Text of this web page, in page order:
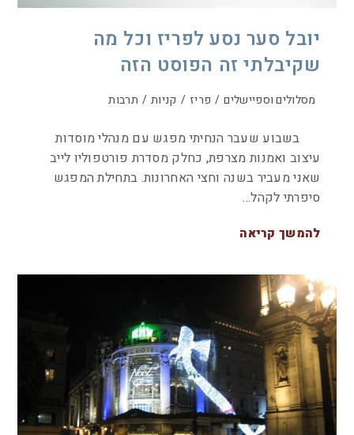
יובל סער נסע לפריז וכל מה
שקיבלתי זה הפוסט הזה
מסלולים וספיישלים / פריז / קניות / תרבות
בשבוע שעבר הנחיתי מפגש עם מנהלי מוסדות
עיצוב ואמנות מצרפת, כחלק מסדרת פורטפוליו לייב
שאני מעביר בשנה וחצי האחרונות. בתחילת המפגש
סיפרתי לקהל…
להמשך קריאה